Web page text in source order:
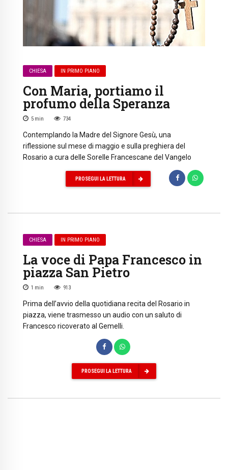
CHIESA IN PRIMO PIANO
Con Maria, portiamo il
profumo della Speranza
5 min 734
Contemplando la Madre del Signore Gesù, una
riflessione sul mese di maggio e sulla preghiera del
Rosario a cura delle Sorelle Francescane del Vangelo
PROSEGUI LA LETTURA
CHIESA IN PRIMO PIANO
La voce di Papa Francesco in
piazza San Pietro
1 min 913
Prima dell’avvio della quotidiana recita del Rosario in
piazza, viene trasmesso un audio con un saluto di
Francesco ricoverato al Gemelli.
PROSEGUI LA LETTURA